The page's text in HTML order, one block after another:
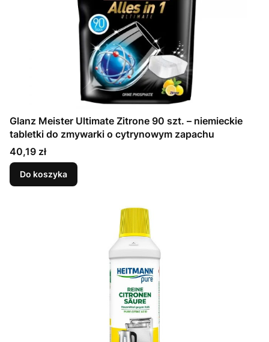
Glanz Meister Ultimate Zitrone 90 szt. – niemieckie
tabletki do zmywarki o cytrynowym zapachu
Cena
40,19 zł
Do koszyka